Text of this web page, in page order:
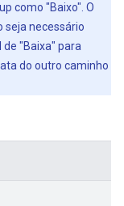
como "Baixo". O
seja necessário
"Baixa" para
do outro caminho